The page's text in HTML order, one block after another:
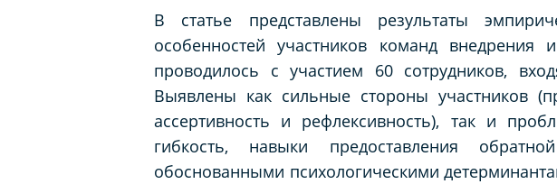
В статье представлены результаты
особенностей участников команд
проводилось с участием 60 сотрудников,
Выявлены как сильные стороны участников
ассертивность и рефлексивность), так и
гибкость, навыки предоставления
обоснованными психологическими